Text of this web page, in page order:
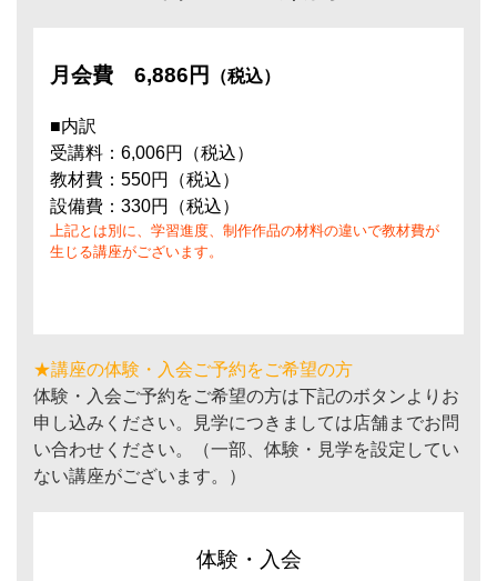
月会費 6,886円 （税込）
■内訳
受講料：6,006円（税込）
教材費：550円（税込）
設備費：330円（税込）
上記とは別に、学習進度、制作作品の材料の違いで教材費が
生じる講座がございます。
★講座の体験・入会ご予約をご希望の方
体験・入会ご予約をご希望の方は下記のボタンよりお
申し込みください。見学につきましては店舗までお問
い合わせください。（一部、体験・見学を設定してい
ない講座がございます。）
体験・入会